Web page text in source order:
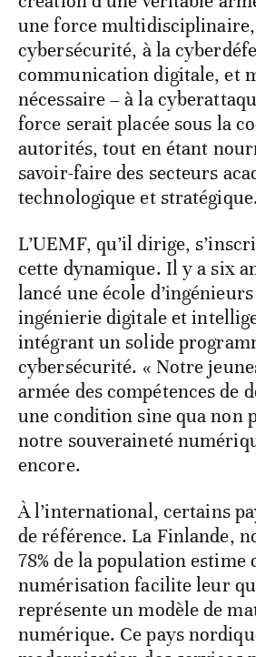
une force
cybersécurité, à la
communication digitale, et
nécessaire – à la
force serait placée sous la
autorités, tout en étant
savoir-faire des secteurs
technologique et
L’UEMF, qu’il dirige,
cette dynamique. Il y a six
lancé une école
ingénierie digitale et
intégrant un solide
cybersécurité. « Notre
armée des compétences de
une condition sine qua non
notre souveraineté
encore.
À l’international, certains
de référence. La Finlande,
78% de la population estime
numérisation facilite leur
représente un modèle de
numérique. Ce pays